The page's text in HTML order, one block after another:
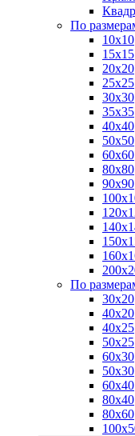
По
10х10
15х15
20х20
25х25
30х30
35х35
40х40
50х50
60х60
80х80
90х90
По
30х20
40х20
40х25
50х25
60х30
50х30
60х40
80х40
80х60